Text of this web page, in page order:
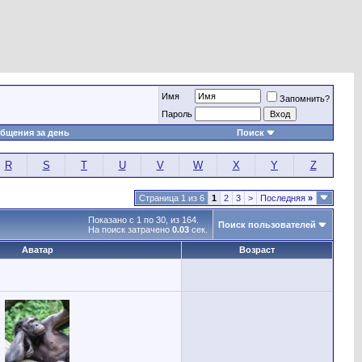
Имя
Запомнить?
Пароль
за день
Поиск
R S T U V W X Y Z
Страница 1 из 6 1 2 3 > Последняя »
Показано с 1 по 30, из 164.
На поиск затрачено 0.03 сек. Поиск пользователей
Аватар Возраст